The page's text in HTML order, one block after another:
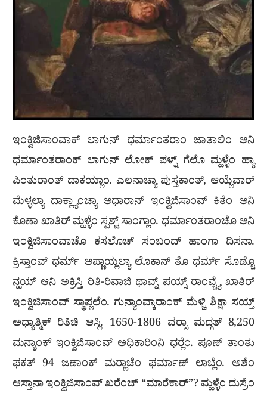
ಇಂಕ್ವಿಜಿಸಾಂವಾಕ್ ಲಾಗುನ್ ಧರ್ಮಾಂತರಾಂ ಜಾತಾಲಿಂ ಆನಿ
ಧರ್ಮಾಂತರಾಂಕ್ ಲಾಗುನ್ ಲೋಕ್ ಪಳ್ನ್ ಗೆಲೊ ಮ್ಹಳ್ಳೆಂ ಹ್ಯಾ
ಪಿಂತುರಾಂತ್ ದಾಕಯ್ಲಾಂ. ಎಲನಾಚ್ಯಾ ಪುಸ್ತಕಾಂತ್, ಆಯ್ಲೆವಾರ್
ಮೆಳ್ಳಲ್ಯಾ ದಾಕ್ಲ್ಯಾಂಚ್ಯಾ ಆಧಾರಾನ್ ಇಂಕ್ವಿಜಿಸಾಂವ್ ಕಿತೆಂ ಆನಿ
ಕೊಣಾ ಖಾತಿರ್ ಮ್ಹಳ್ಳೆಂ ಸ್ಪಶ್ಟ್ ಸಾಂಗ್ಲಾಂ. ಧರ್ಮಾಂತರಾಂಚೊ ಆನಿ
ಇಂಕ್ವಿಜಿಸಾಂವಾಚೊ ಕಸಲೊಚ್ ಸಂಬಂದ್ ಹಾಂಗಾ ದಿಸನಾ.
ಕ್ರಿಸ್ತಾಂವ್ ಧರ್ಮ್ ಆಪ್ಣಾಯ್ಲಲ್ಯಾ ಲೊಕಾನ್ ತೊ ಧರ್ಮ್ ಸೊಡ್ಚೊ
ನ್ಹಯ್ ಆನಿ ಅಕ್ರಿಸ್ತಿ ರಿತಿ-ರಿವಾಜಿ ಥಾವ್ನ್ ಪಯ್ಸ್ ರಾಂವ್ಚ್ಯೆ ಖಾತಿರ್
ಇಂಕ್ವಿಜಿಸಾಂವ್ ಸ್ಥಾಪ್ಲಲೆಂ. ಗುನ್ಯಾಂವ್ಕಾರಾಂಕ್ ಮೆಳ್ಚಿ ಶಿಕ್ಷಾ ಸಯ್ತ್
ಅಧ್ಯಾತ್ಮಿಕ್ ರಿತಿಚಿ ಆಸ್ಲಿ. 1650-1806 ವರ‍್ಸಾ ಮದ್ಗತ್ 8,250
ಮನ್ಶಾಂಕ್ ಇಂಕ್ವಿಜಿಸಾಂವ್ ಅಧಿಕಾರಿಂನಿ ಧರ್‍ಲೆಂ. ಪೂಣ್ ತಾಂತು
ಫಕತ್ 94 ಜಣಾಂಕ್ ಮರ‍್ಣಾಚೆಂ ಫರ್ಮಾಣ್ ಲಾಬ್ಲೆಂ. ಅಶೆಂ
ಆಸ್ತಾನಾ ಇಂಕ್ವಿಜಿಸಾಂವ್ ಖರೆಂಚ್ “ಮಾರೆಕಾರ್”? ಮ್ಹಳ್ಳೆಂ ದುಸ್ರೆಂ